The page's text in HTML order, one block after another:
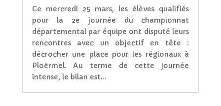
Ce mercredi 25 mars, les élèves qualifiés
pour la 2e journée du championnat
départemental par équipe ont disputé leurs
rencontres avec un objectif en tête :
décrocher une place pour les régionaux à
Ploërmel. Au terme de cette journée
intense, le bilan est...